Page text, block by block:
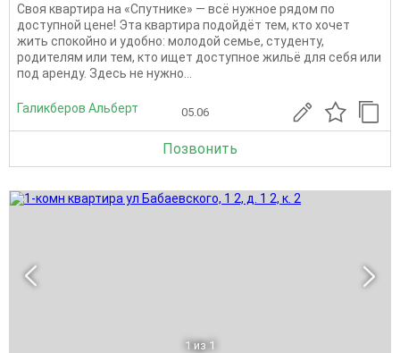
Своя квартира на «Спутнике» — всё нужное рядом по
доступной цене! Эта квартира подойдёт тем, кто хочет
жить спокойно и удобно: молодой семье, студенту,
родителям или тем, кто ищет доступное жильё для себя или
под аренду. Здесь не нужно...
Галикберов Альберт 05.06
Позвонить
1 из 1